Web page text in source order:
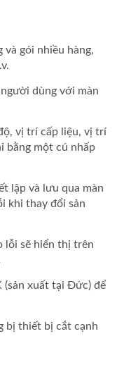
và gói nhiều hàng,
dùng với màn
vị trí cấp liệu, vị trí
bằng một cú nhấp
lập và lưu qua màn
khi thay đổi sản
lỗi sẽ hiển thị trên
(sản xuất tại Đức) để
bị thiết bị cắt cạnh